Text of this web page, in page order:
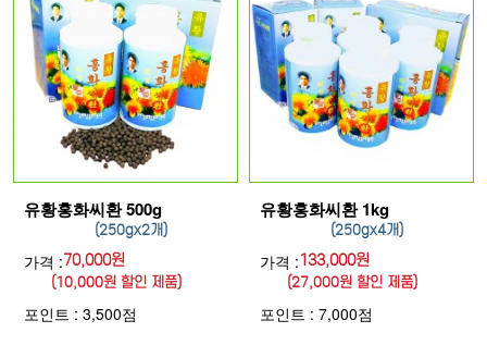
유황홍화씨환 500g
(250gx2개)
가격 :70,000원
(10,000원 할인 제품)
포인트 : 3,500점
유황홍화씨환 1kg
(250gx4개)
가격 :133,000원
(27,000원 할인 제품)
포인트 : 7,000점